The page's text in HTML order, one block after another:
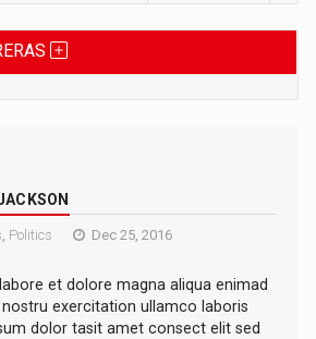
Politics
Dec 25, 2016
et dolore magna aliqua enimad
exercitation ullamco laboris
dolor tasit amet consect elit sed